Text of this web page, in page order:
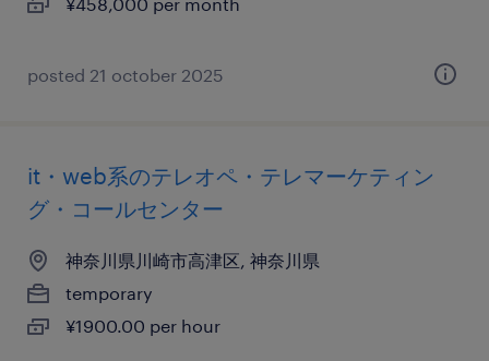
posted 21 october 2025
it・web系のテレオペ・テレマーケティン
グ・コールセンター
神奈川県川崎市高津区, 神奈川県
temporary
¥1900.00 per hour